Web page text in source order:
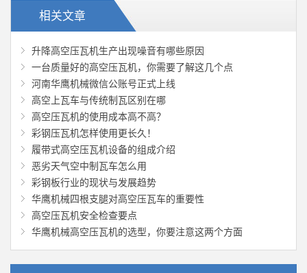
相关文章
升降高空压瓦机生产出现噪音有哪些原因
一台质量好的高空压瓦机，你需要了解这几个点
河南华鹰机械微信公账号正式上线
高空上瓦车与传统制瓦区别在哪
高空压瓦机的使用成本高不高？
彩钢压瓦机怎样使用更长久！
履带式高空压瓦机设备的组成介绍
恶劣天气空中制瓦车怎么用
彩钢板行业的现状与发展趋势
华鹰机械四根支腿对高空压瓦车的重要性
高空压瓦机安全检查要点
华鹰机械高空压瓦机的选型，你要注意这两个方面